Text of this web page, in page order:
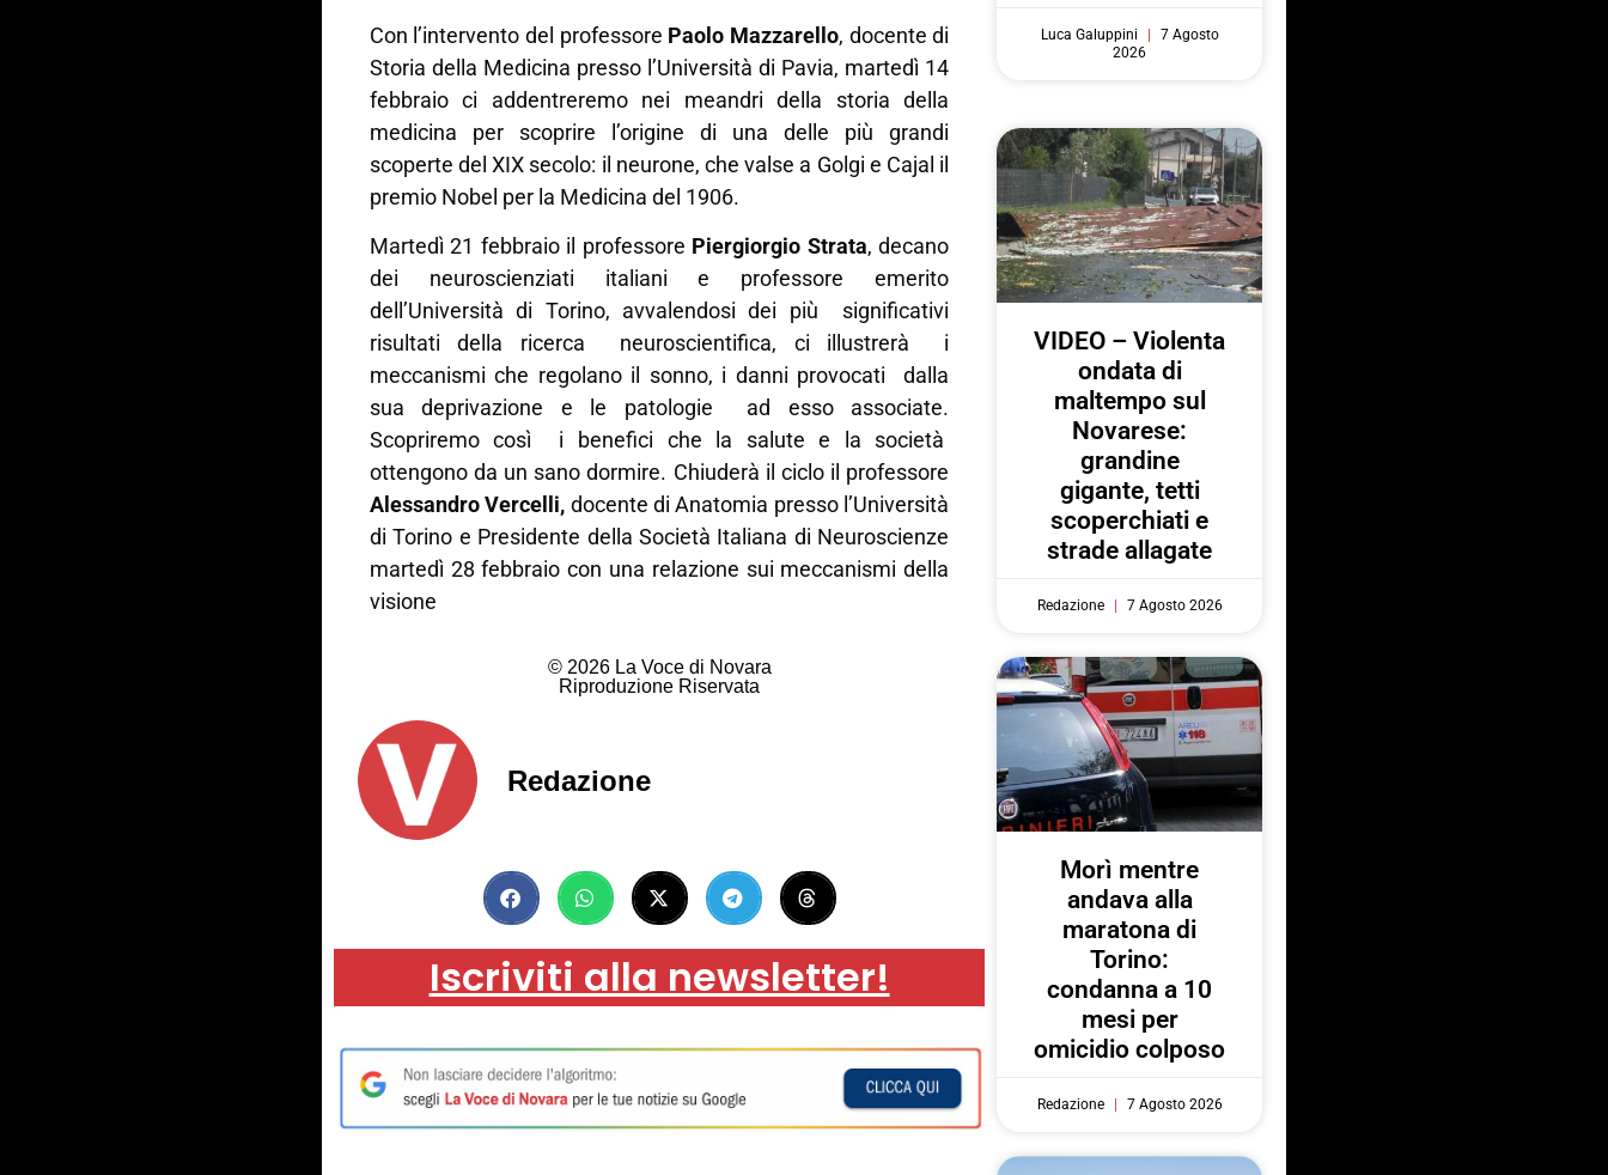
Con l’intervento del professore Paolo Mazzarello, docente di
Storia della Medicina presso l’Università di Pavia, martedì 14
febbraio ci addentreremo nei meandri della storia della
medicina per scoprire l’origine di una delle più grandi
scoperte del XIX secolo: il neurone, che valse a Golgi e Cajal il
premio Nobel per la Medicina del 1906.
Martedì 21 febbraio il professore Piergiorgio Strata, decano
dei neuroscienziati italiani e professore emerito
dell’Università di Torino, avvalendosi dei più significativi
risultati della ricerca neuroscientifica, ci illustrerà i
meccanismi che regolano il sonno, i danni provocati dalla
sua deprivazione e le patologie ad esso associate.
Scopriremo così i benefici che la salute e la società
ottengono da un sano dormire. Chiuderà il ciclo il professore
Alessandro Vercelli, docente di Anatomia presso l’Università
di Torino e Presidente della Società Italiana di Neuroscienze
martedì 28 febbraio con una relazione sui meccanismi della
visione
© 2026 La Voce di Novara
Riproduzione Riservata
Redazione
Iscriviti alla newsletter!
Luca Galuppini
7 Agosto
2026
VIDEO – Violenta
ondata di
maltempo sul
Novarese:
grandine
gigante, tetti
scoperchiati e
strade allagate
Redazione 7 Agosto 2026
Morì mentre
andava alla
maratona di
Torino:
condanna a 10
mesi per
omicidio colposo
Redazione 7 Agosto 2026